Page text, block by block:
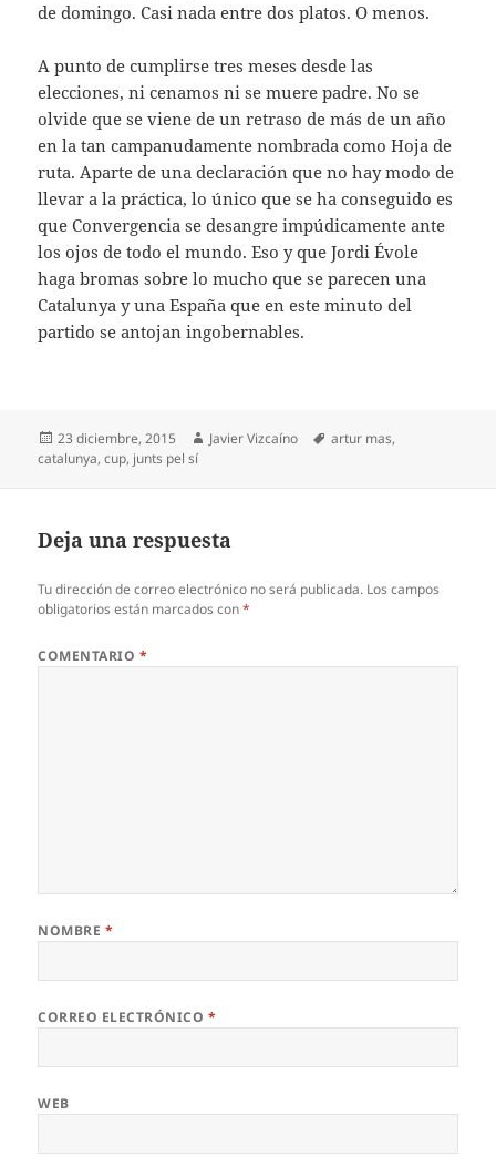
de domingo. Casi nada entre dos platos. O menos.
A punto de cumplirse tres meses desde las
elecciones, ni cenamos ni se muere padre. No se
olvide que se viene de un retraso de más de un año
en la tan campanudamente nombrada como Hoja de
ruta. Aparte de una declaración que no hay modo de
llevar a la práctica, lo único que se ha conseguido es
que Convergencia se desangre impúdicamente ante
los ojos de todo el mundo. Eso y que Jordi Évole
haga bromas sobre lo mucho que se parecen una
Catalunya y una España que en este minuto del
partido se antojan ingobernables.
Publicado
el
23 diciembre, 2015 Autor
Javier Vizcaíno Etiquetas
artur mas,
catalunya,cup, junts pel sí
Deja una respuesta
Tu dirección de correo electrónico no será publicada. Los campos
obligatorios están marcados con*
COMENTARIO *
NOMBRE *
CORREO ELECTRÓNICO *
WEB